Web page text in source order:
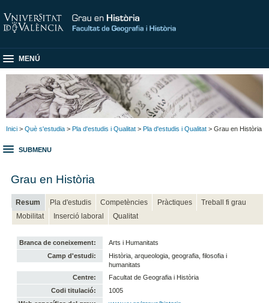
MENÚ
Inici > Què s'estudia > Pla d'estudis i Qualitat > Pla d'estudis i Qualitat > Grau en Història
SUBMENU
Grau en Història
Resum Pla d'estudis Competències Pràctiques
Treball fi grau
Mobilitat
Inserció laboral Qualitat
Branca de coneixement:
Arts i Humanitats
Camp d'estudi:
Història, arqueologia, geografia, filosofia i
humanitats
Centre:
Facultat de Geografia i Història
Codi titulació:
1005